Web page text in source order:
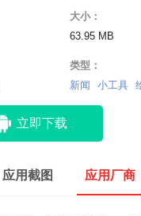
大小：
63.95 MB
类型：
新闻
小工具
立即下载
应用截图 应用厂商